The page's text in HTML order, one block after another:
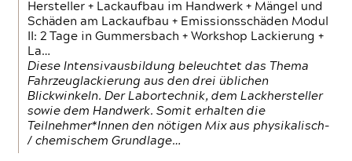
Hersteller + Lackaufbau im Handwerk + Mängel und
Schäden am Lackaufbau + Emissionsschäden Modul
II: 2 Tage in Gummersbach + Workshop Lackierung +
La…
Diese Intensivausbildung beleuchtet das Thema
Fahrzeuglackierung aus den drei üblichen
Blickwinkeln. Der Labortechnik, dem Lackhersteller
sowie dem Handwerk. Somit erhalten die
Teilnehmer*Innen den nötigen Mix aus physikalisch-
/ chemischem Grundlage…